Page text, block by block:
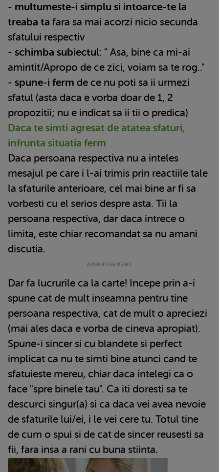
- multumeste-i simplu si intoarce-te la
treaba ta fara sa mai acorzi nicio secunda
sfatului respectiv
- schimba subiectul: " Asa, bine ca mi-ai
amintit/Apropo de ce zici, voiam sa te rog.."
- spune-i ferm de ce nu poti sa ii urmezi
sfatul (asta daca e vorba doar de 1, 2
propozitii; nu e indicat sa ii tii o predica)
Daca te simti agresat de atatea sfaturi,
infrunta situatia ferm
Daca persoana respectiva nu a inteles
mesajul pe care i l-ai trimis prin reactiile tale
la sfaturile anterioare, cel mai bine ar fi sa
vorbesti cu el serios despre asta. Tii la
persoana respectiva, dar daca intrece o
limita, este chiar recomandat sa nu amani
discutia.
Dar fa lucrurile ca la carte! Incepe prin a-i
spune cat de mult inseamna pentru tine
persoana respectiva, cat de mult o apreciezi
(mai ales daca e vorba de cineva apropiat).
Spune-i sincer si cu blandete si perfect
implicat ca nu te simti bine atunci cand te
sfatuieste mereu, chiar daca intelegi ca o
face "spre binele tau". Ca iti doresti sa te
descurci singur(a) si ca daca vei avea nevoie
de sfaturile lui/ei, i le vei cere tu. Totul tine
de cum o spui si de cat de sincer reusesti sa
fii, fara insa a rani cu buna stiinta.